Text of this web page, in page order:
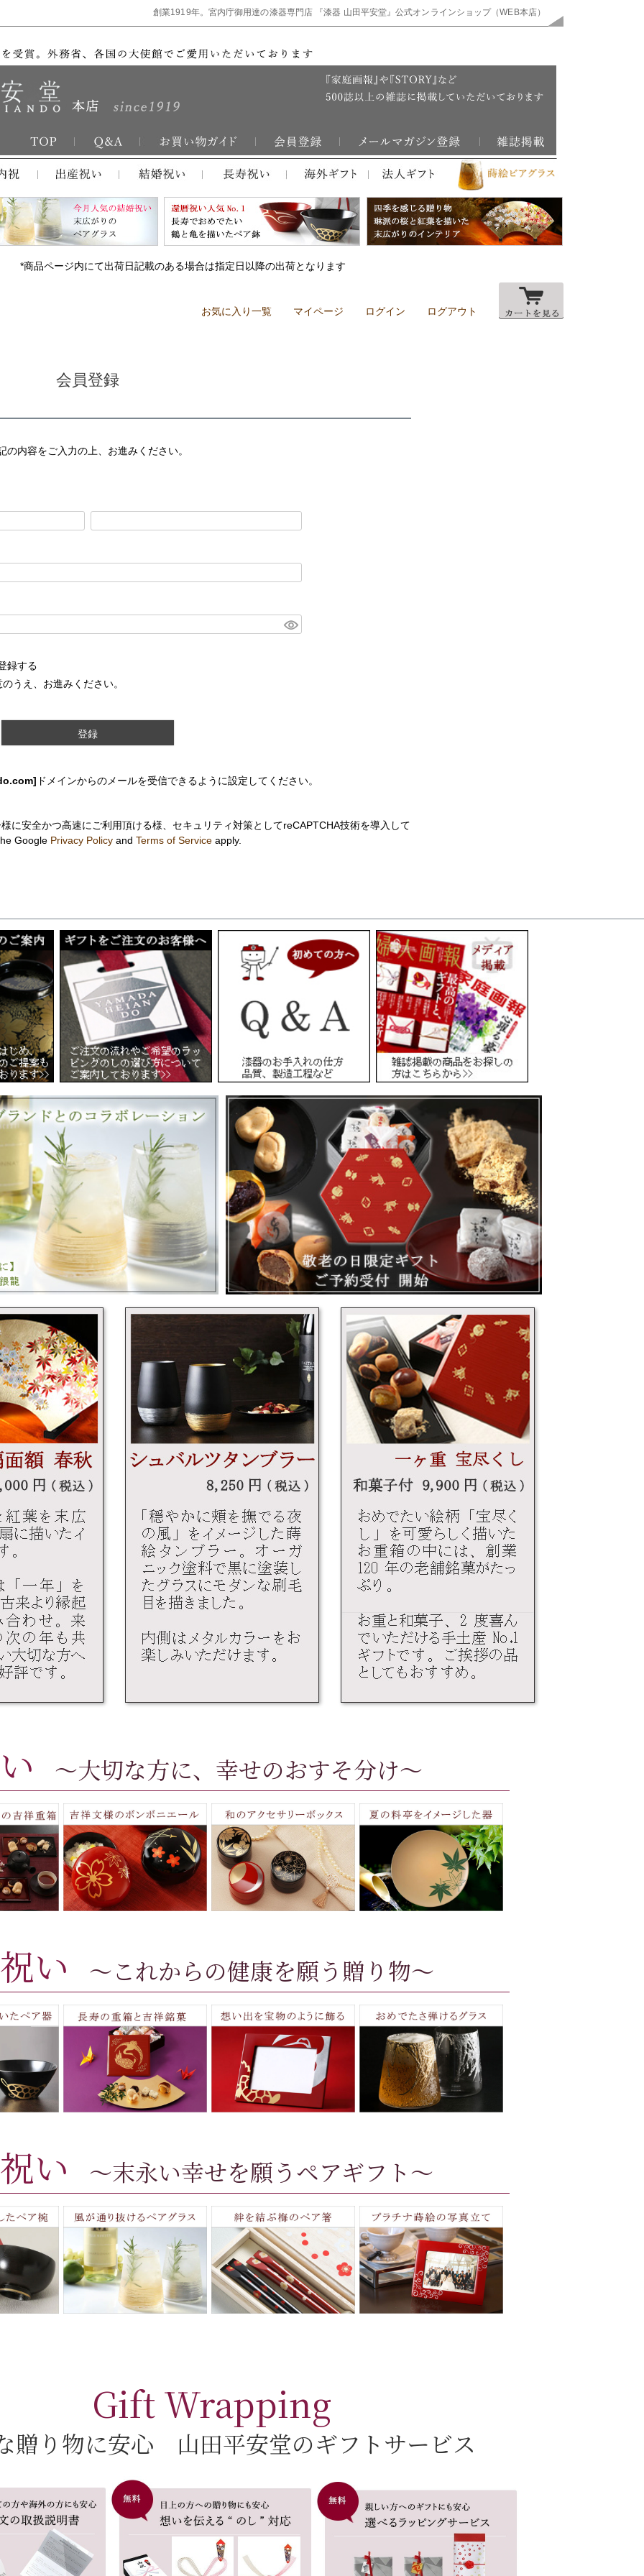
創業1919年。宮内庁御用達の漆器専門店 『漆器 山田平安堂』公式オンラインショップ（WEB本店）
*商品ページ内にて出荷日記載のある場合は指定日以降の出荷となります
お気に入り一覧 マイページ ログイン ログアウト
会員登録
の内容をご入力の上、お進みください。
録する
うえ、お進みください。
登録
ドメインからのメールを受信できるように設定してください。
に安全かつ高速にご利用頂ける様、セキュリティ対策としてreCAPTCHA技術を導入して
Google Privacy Policy and Terms of Service apply.
～大切な方に、幸せのおすそ分け～
い ～これからの健康を願う贈り物～
い ～末永い幸せを願うペアギフト～
Gift Wrapping
贈り物に安心 山田平安堂のギフトサービス